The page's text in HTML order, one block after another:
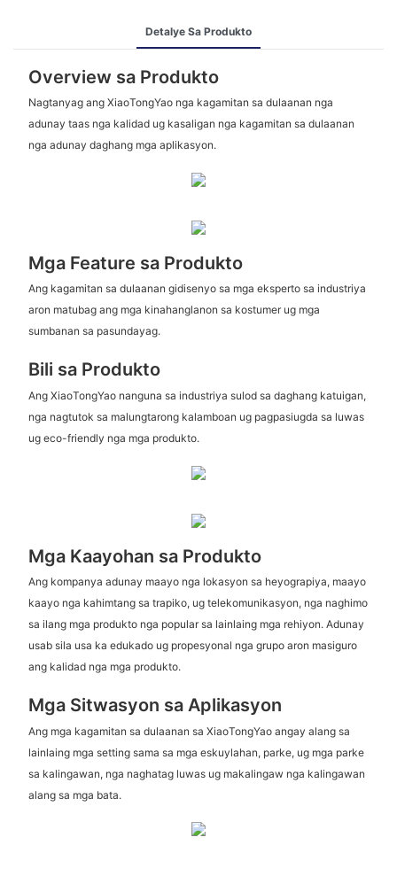
Detalye Sa Produkto
Overview sa Produkto
Nagtanyag ang XiaoTongYao nga kagamitan sa dulaanan nga
adunay taas nga kalidad ug kasaligan nga kagamitan sa dulaanan
nga adunay daghang mga aplikasyon.
Mga Feature sa Produkto
Ang kagamitan sa dulaanan gidisenyo sa mga eksperto sa industriya
aron matubag ang mga kinahanglanon sa kostumer ug mga
sumbanan sa pasundayag.
Bili sa Produkto
Ang XiaoTongYao nanguna sa industriya sulod sa daghang katuigan,
nga nagtutok sa malungtarong kalamboan ug pagpasiugda sa luwas
ug eco-friendly nga mga produkto.
Mga Kaayohan sa Produkto
Ang kompanya adunay maayo nga lokasyon sa heyograpiya, maayo
kaayo nga kahimtang sa trapiko, ug telekomunikasyon, nga naghimo
sa ilang mga produkto nga popular sa lainlaing mga rehiyon. Adunay
usab sila usa ka edukado ug propesyonal nga grupo aron masiguro
ang kalidad nga mga produkto.
Mga Sitwasyon sa Aplikasyon
Ang mga kagamitan sa dulaanan sa XiaoTongYao angay alang sa
lainlaing mga setting sama sa mga eskuylahan, parke, ug mga parke
sa kalingawan, nga naghatag luwas ug makalingaw nga kalingawan
alang sa mga bata.